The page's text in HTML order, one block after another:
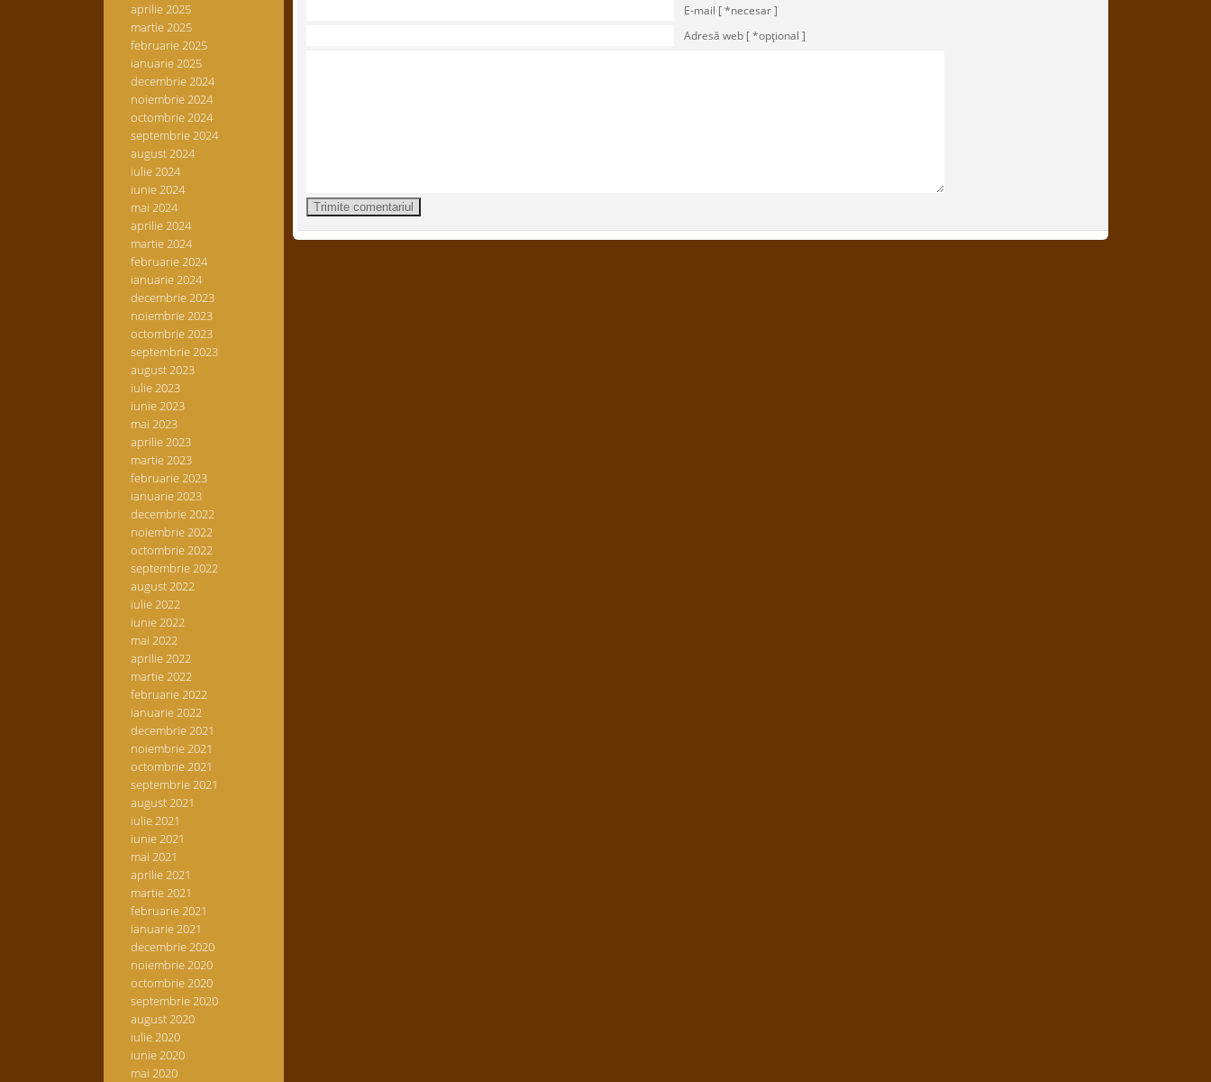
aprilie 2025
martie 2025
februarie 2025
ianuarie 2025
decembrie 2024
noiembrie 2024
octombrie 2024
septembrie 2024
august 2024
iulie 2024
iunie 2024
mai 2024
aprilie 2024
martie 2024
februarie 2024
ianuarie 2024
decembrie 2023
noiembrie 2023
octombrie 2023
septembrie 2023
august 2023
iulie 2023
iunie 2023
mai 2023
aprilie 2023
martie 2023
februarie 2023
ianuarie 2023
decembrie 2022
noiembrie 2022
octombrie 2022
septembrie 2022
august 2022
iulie 2022
iunie 2022
mai 2022
aprilie 2022
martie 2022
februarie 2022
ianuarie 2022
decembrie 2021
noiembrie 2021
octombrie 2021
septembrie 2021
august 2021
iulie 2021
iunie 2021
mai 2021
aprilie 2021
martie 2021
februarie 2021
ianuarie 2021
decembrie 2020
noiembrie 2020
octombrie 2020
septembrie 2020
august 2020
iulie 2020
iunie 2020
mai 2020
E-mail [ *necesar ]
Adresă web [ *opţional ]